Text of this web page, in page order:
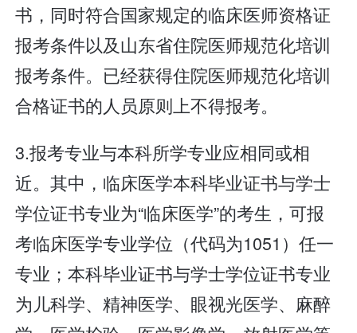
书，同时符合国家规定的临床医师资格证
报考条件以及山东省住院医师规范化培训
报考条件。已经获得住院医师规范化培训
合格证书的人员原则上不得报考。
3.报考专业与本科所学专业应相同或相
近。其中，临床医学本科毕业证书与学士
学位证书专业为“临床医学”的考生，可报
考临床医学专业学位（代码为1051）任一
专业；本科毕业证书与学士学位证书专业
为儿科学、精神医学、眼视光医学、麻醉